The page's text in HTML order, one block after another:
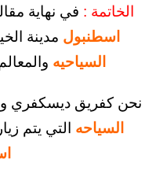
في نهاية مقالنا هذ
مدينة الخيال
والمعالم
ديسكفري ورلد
التي يتم زيارتها
اسطنبول